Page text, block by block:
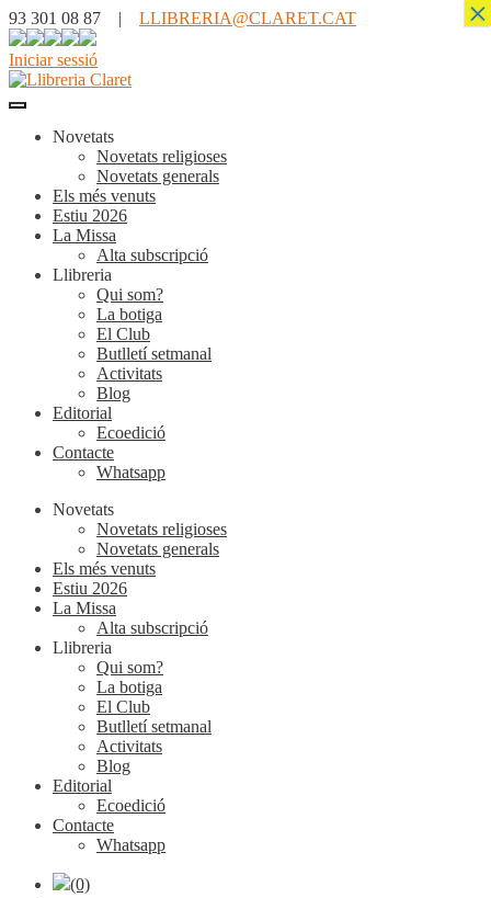
93 301 08 87 | LLIBRERIA@CLARET.CAT
Iniciar sessió
Novetats
Novetats religioses
Novetats generals
Els més venuts
Estiu 2026
La Missa
Alta subscripció
Llibreria
Qui som?
La botiga
El Club
Butlletí setmanal
Activitats
Blog
Editorial
Ecoedició
Contacte
Whatsapp
Novetats
Novetats religioses
Novetats generals
Els més venuts
Estiu 2026
La Missa
Alta subscripció
Llibreria
Qui som?
La botiga
El Club
Butlletí setmanal
Activitats
Blog
Editorial
Ecoedició
Contacte
Whatsapp
(0)
×